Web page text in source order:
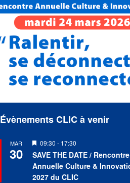
Évènements CLIC à venir
MAR
30
Mis
en
avant
09:30 - 17:30
SAVE THE DATE / Rencontre
Annuelle Culture &
2027 du CLIC